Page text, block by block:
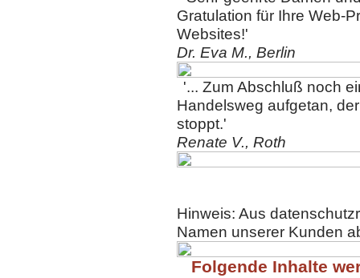
Gratulation für Ihre Web-
Websites!'
Dr. Eva M., Berlin
'... Zum Abschluß noch
Handelsweg aufgetan,
stoppt.'
Renate V., Roth
Hinweis: Aus
Namen unserer Kunden
Folgende Inhalte